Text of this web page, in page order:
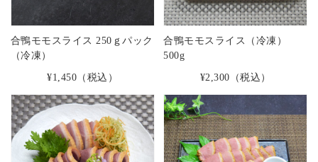
合鴨モモスライス 250ｇパック
（冷凍）
¥1,450 （税込）
合鴨モモスライス（冷凍）
500g
¥2,300 （税込）